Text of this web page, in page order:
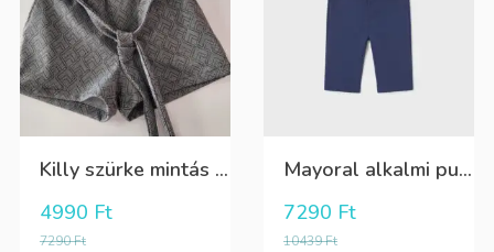
Killy szürke mintás rövidnadrág
7290Ft
4990 Ft
Mayoral alkalmi puha kék élre vasalt nadrág, behúzható derékrésszel
10439Ft
7290 Ft